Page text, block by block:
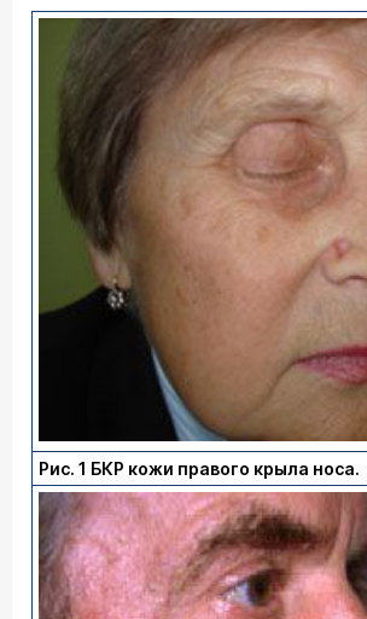
Рис. 1 БКР кожи правого крыла носа.